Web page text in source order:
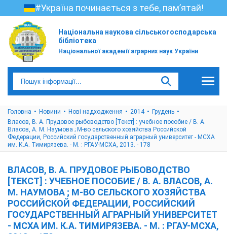
#Україна починається з тебе, пам’ятай!
Національна наукова сільськогосподарська
бібліотека
Національної академії аграрних наук України
Головна Новини Нові надходження 2014
Грудень
Власов, В. А. Прудовое рыбоводство [Текст] : учебное пособие / В. А.
Власов, А. М. Наумова ; М-во сельского хозяйства Российской
Федерации, Российский государственный аграрный университет - МСХА
им. К.А. Тимирязева. - М. : РГАУ-МСХА, 2013. - 178
ВЛАСОВ, В. А. ПРУДОВОЕ РЫБОВОДСТВО
[ТЕКСТ] : УЧЕБНОЕ ПОСОБИЕ / В. А. ВЛАСОВ, А.
М. НАУМОВА ; М-ВО СЕЛЬСКОГО ХОЗЯЙСТВА
РОССИЙСКОЙ ФЕДЕРАЦИИ, РОССИЙСКИЙ
ГОСУДАРСТВЕННЫЙ АГРАРНЫЙ УНИВЕРСИТЕТ
- МСХА ИМ. К.А. ТИМИРЯЗЕВА. - М. : РГАУ-МСХА,